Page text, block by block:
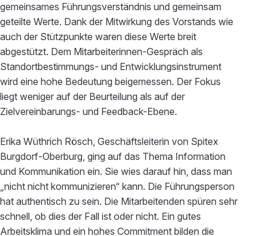
gemeinsames Führungsverständnis und gemeinsam
geteilte Werte. Dank der Mitwirkung des Vorstands wie
auch der Stützpunkte waren diese Werte breit
abgestützt. Dem Mitarbeiterinnen-Gespräch als
Standortbestimmungs- und Entwicklungsinstrument
wird eine hohe Bedeutung beigemessen. Der Fokus
liegt weniger auf der Beurteilung als auf der
Zielvereinbarungs- und Feedback-Ebene.
Erika Wüthrich Rösch, Geschäftsleiterin von Spitex
Burgdorf-Oberburg, ging auf das Thema Information
und Kommunikation ein. Sie wies darauf hin, dass man
„nicht nicht kommunizieren“ kann. Die Führungsperson
hat authentisch zu sein. Die Mitarbeitenden spüren sehr
schnell, ob dies der Fall ist oder nicht. Ein gutes
Arbeitsklima und ein hohes Commitment bilden die